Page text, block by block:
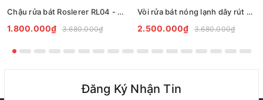
Chậu rửa bát Roslerer RL04 - 6045 inox 304
1.800.000₫ 3.680.000₫
Vòi rửa bát nóng lạnh dây rút Gento GT04-204 New Black
2.500.000₫ 3.680.000₫
Đăng Ký Nhận Tin